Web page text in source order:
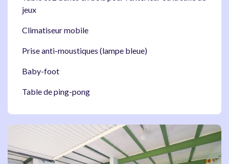
jeux
Climatiseur mobile
Prise anti-moustiques (lampe bleue)
Baby-foot
Table de ping-pong